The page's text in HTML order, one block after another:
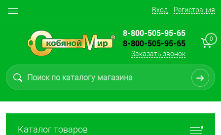
Вход Регистрация
8-800-505-95-65
8-800-505-95-65
Заказать звонок
0
Каталог товаров